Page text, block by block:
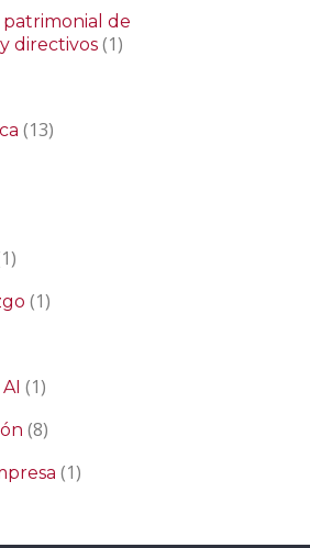
patrimonial de
directivos (1)
(13)
(1)
(1)
(8)
(1)